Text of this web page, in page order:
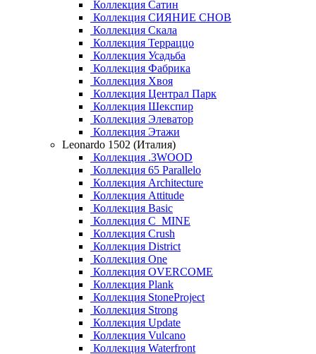
Коллекция Сатин
Коллекция СИЯНИЕ СНОВ
Коллекция Скала
Коллекция Терраццо
Коллекция Усадьба
Коллекция Фабрика
Коллекция Хвоя
Коллекция Централ Парк
Коллекция Шекспир
Коллекция Элеватор
Коллекция Этажи
Leonardo 1502 (Италия)
Коллекция .3WOOD
Коллекция 65 Parallelo
Коллекция Architecture
Коллекция Attitude
Коллекция Basic
Коллекция C_MINE
Коллекция Crush
Коллекция District
Коллекция One
Коллекция OVERCOME
Коллекция Plank
Коллекция StoneProject
Коллекция Strong
Коллекция Update
Коллекция Vulcano
Коллекция Waterfront